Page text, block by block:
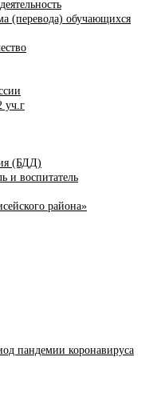
(перевода) обучающихся
уч.г
(БДД)
и воспитатель
района»
пандемии коронавируса